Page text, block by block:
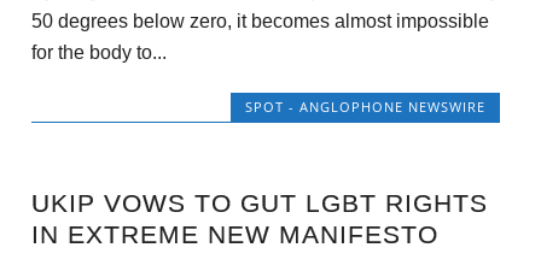
50 degrees below zero, it becomes almost impossible
for the body to...
SPOT - ANGLOPHONE NEWSWIRE
UKIP VOWS TO GUT LGBT RIGHTS
IN EXTREME NEW MANIFESTO